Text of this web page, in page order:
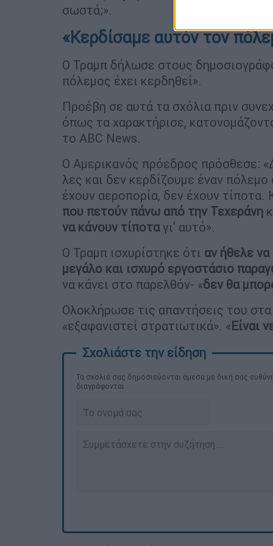
σωστά;».
«Κερδίσαμε αυτόν τον
Ο Τραμπ δήλωσε στους
πόλεμος έχει κερδηθεί».
Προέβη σε αυτά τα σχόλια πριν
όπως τα χαρακτήρισε,
το ABC News.
Ο Αμερικανός πρόεδρος πρόσθεσε:
λες και δεν κερδίζουμε έναν
έχουν αεροπορία, δεν έχουν τίποτα.
που πετούν πάνω από την Τεχεράνη
να κάνουν τίποταγι' αυτό».
Ο Τραμπ ισχυρίστηκε ότι αν ήθελε
μεγάλο και ισχυρό εργοστάσιο
να κάνει στο παρελθόν- «δεν θα
Ολοκλήρωσε τις απαντήσεις του
«εξαφανιστεί στρατιωτικά». «Είναι
Τα σχολιά σας δημοσιεύονται άμεσα με δική σας
διαγράφονται